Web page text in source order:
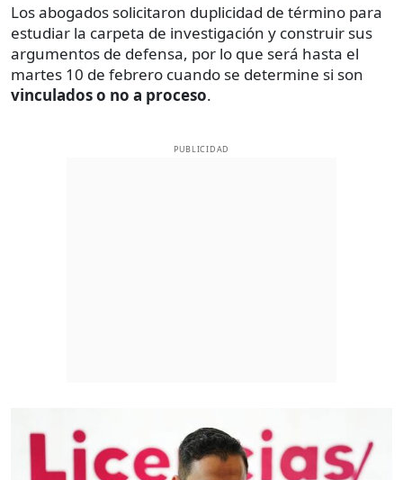
Los abogados solicitaron duplicidad de término para
estudiar la carpeta de investigación y construir sus
argumentos de defensa, por lo que será hasta el
martes 10 de febrero cuando se determine si son
vinculados o no a proceso.
PUBLICIDAD